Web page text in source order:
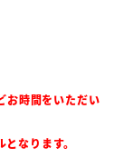
お時間をいただい
なります。